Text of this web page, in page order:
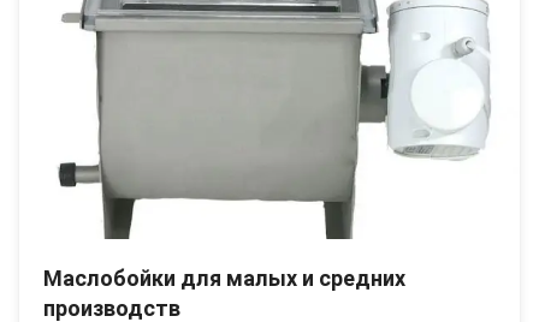
Маслобойки для малых и средних
производств